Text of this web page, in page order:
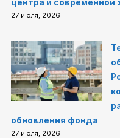
центра и современной
27 июля, 2026
обновления фонда
27 июля, 2026